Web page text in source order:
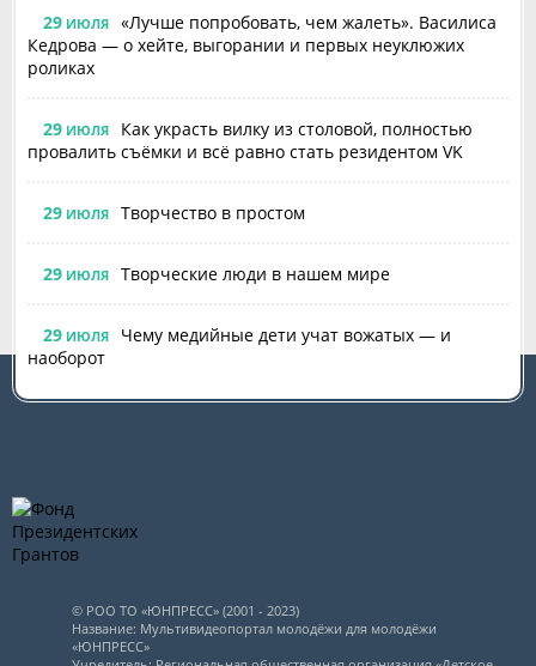
29 ИЮЛЯ
«Лучше попробовать, чем жалеть». Василиса
Кедрова — о хейте, выгорании и первых неуклюжих
роликах
29 ИЮЛЯ
Как украсть вилку из столовой, полностью
провалить съёмки и всё равно стать резидентом VK
29 ИЮЛЯ Творчество в простом
29 ИЮЛЯ Творческие люди в нашем мире
29 ИЮЛЯ
Чему медийные дети учат вожатых — и
наоборот
© РОО ТО «ЮНПРЕСС» (2001 - 2023)
Название: Мультивидеопортал молодёжи для молодёжи
«ЮНПРЕСС»